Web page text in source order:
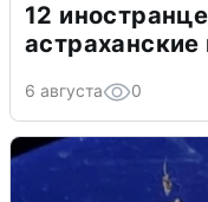
12
6 августа 0